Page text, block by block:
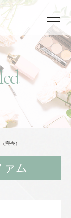
完売）
ム